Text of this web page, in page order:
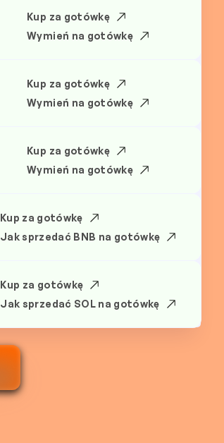
Kup za gotówkę
Wymień na gotówkę
Kup za gotówkę
Wymień na gotówkę
Kup za gotówkę
Wymień na gotówkę
Kup za gotówkę
Jak sprzedać BNB na gotówkę
Kup za gotówkę
Jak sprzedać SOL na gotówkę